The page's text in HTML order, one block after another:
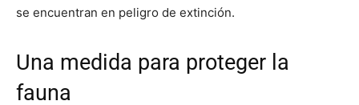
se encuentran en peligro de extinción.
Una medida para proteger la
fauna